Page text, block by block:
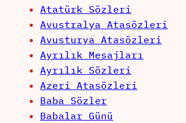
Atatürk Sözleri
Avustralya Atasözleri
Avusturya Atasözleri
Ayrılık Mesajları
Ayrılık Sözleri
Azeri Atasözleri
Baba Sözler
Babalar Günü